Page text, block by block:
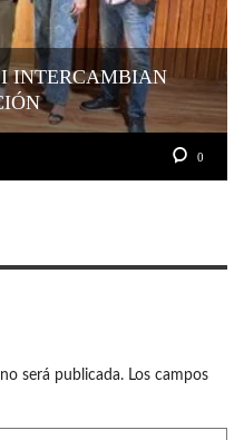
INTERCAMBIAN
0
será publicada. Los campos